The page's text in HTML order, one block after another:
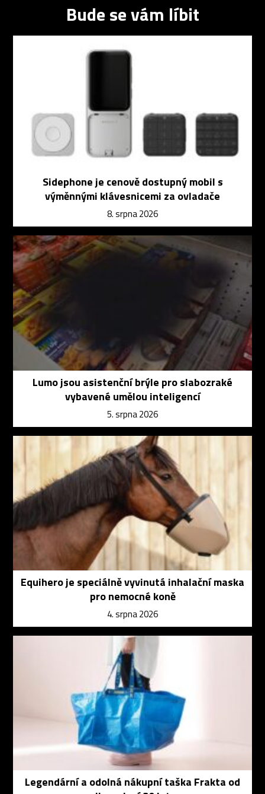
Bude se vám líbit
Sidephone je cenově dostupný mobil s
výměnnými klávesnicemi za ovladače
8. srpna 2026
Lumo jsou asistenční brýle pro slabozraké
vybavené umělou inteligencí
5. srpna 2026
Equihero je speciálně vyvinutá inhalační maska
pro nemocné koně
4. srpna 2026
Legendární a odolná nákupní taška Frakta od